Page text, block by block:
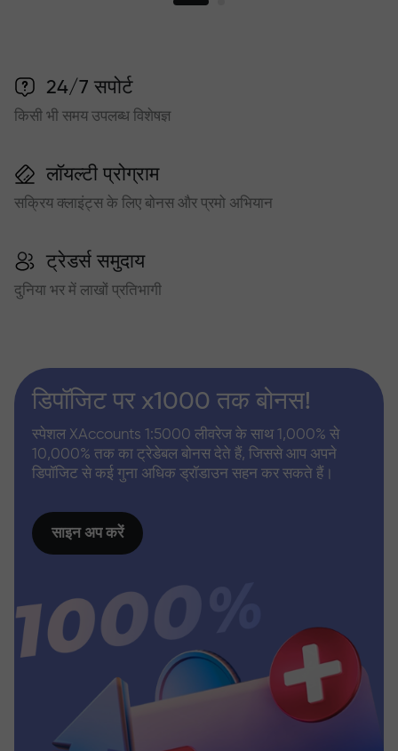
24/7 सपोर्ट
किसी भी समय उपलब्ध विशेषज्ञ
लॉयल्टी प्रोग्राम
सक्रिय क्लाइंट्स के लिए बोनस और प्रमो अभियान
ट्रेडर्स समुदाय
दुनिया भर में लाखों प्रतिभागी
डिपॉजिट पर x1000 तक बोनस!
स्पेशल XAccounts 1:5000 लीवरेज के साथ 1,000% से
10,000% तक का ट्रेडेबल बोनस देते हैं, जिससे आप अपने
डिपॉजिट से कई गुना अधिक ड्रॉडाउन सहन कर सकते हैं।
साइन अप करें